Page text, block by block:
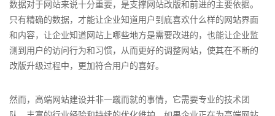
数据对于网站来说十分重要，是支撑网站改版和前进的主要依据。
只有精确的数据，才能让企业知道用户到底喜欢什么样的网站界面
和内容，让企业知道网站上哪些地方是需要改进的，也能让企业监
测到用户的访问行为和习惯，从而更好的调整网站，使其在不断的
改版升级过程中，更加符合用户的喜好。
然而，高端网站建设并非一蹴而就的事情，它需要专业的技术团